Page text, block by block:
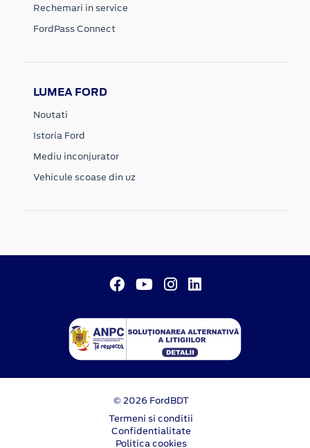
Rechemari in service
FordPass Connect
LUMEA FORD
Noutati
Istoria Ford
Mediu inconjurator
Vehicule scoase din uz
© 2026 FordBDT
Termeni si conditii
Confidentialitate
Politica cookies